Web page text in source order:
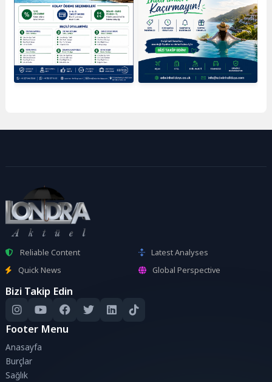
Reliable Content
Latest Analyses
Quick News
Global Perspective
Bizi Takip Edin
Footer Menu
Anasayfa
Burçlar
Sağlık